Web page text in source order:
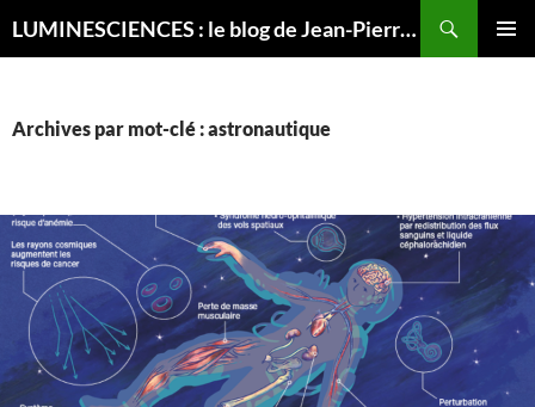
LUMINESCIENCES : le blog de Jean-Pierre LUMINET, astrophysicien
Archives par mot-clé : astronautique